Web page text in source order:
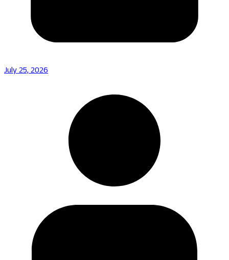
July 25, 2026